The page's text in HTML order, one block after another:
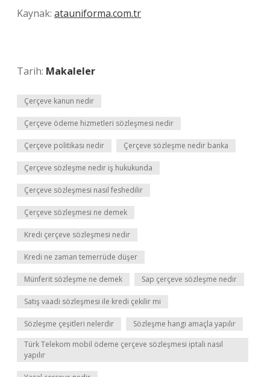
Kaynak: atauniforma.com.tr
Tarih: Makaleler
Çerçeve kanun nedir
Çerçeve ödeme hizmetleri sözleşmesi nedir
Çerçeve politikası nedir Çerçeve sözleşme nedir banka
Çerçeve sözleşme nedir iş hukukunda
Çerçeve sözleşmesi nasıl feshedilir
Çerçeve sözleşmesi ne demek
Kredi çerçeve sözleşmesi nedir
Kredi ne zaman temerrüde düşer
Münferit sözleşme ne demek Sap çerçeve sözleşme nedir
Satış vaadi sözleşmesi ile kredi çekilir mi
Sözleşme çeşitleri nelerdir
Sözleşme hangi amaçla yapılır
Türk Telekom mobil ödeme çerçeve sözleşmesi iptali nasıl
yapılır